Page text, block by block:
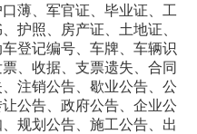
薄、军官证、毕业证、工
护照、房产证、土地证、
登记编号、车牌、车辆识
、收据、支票遗失、合同
注销公告、歇业公告、公
公告、政府公告、企业公
规划公告、施工公告、出